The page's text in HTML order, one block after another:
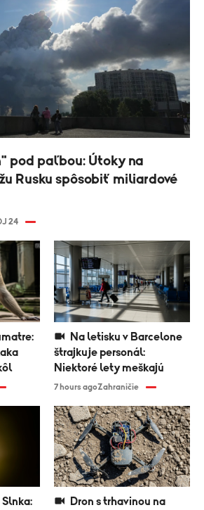
pod paľbou: Útoky na
Rusku spôsobiť miliardové
24
štrajkuje personál:
Niektoré lety meškajú
7 hours agoZahraničie